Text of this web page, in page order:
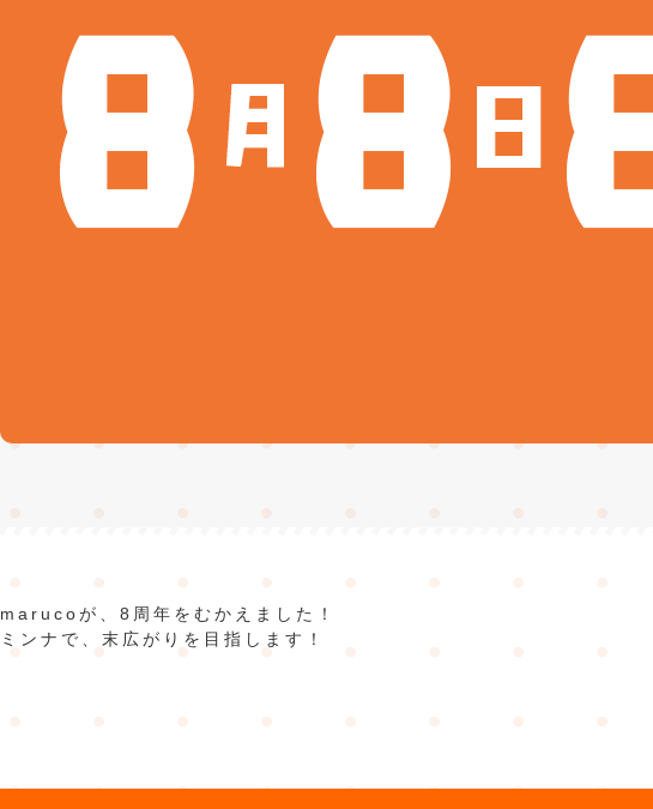
marucoが、8周年をむかえました！
ミンナで、末広がりを目指します！